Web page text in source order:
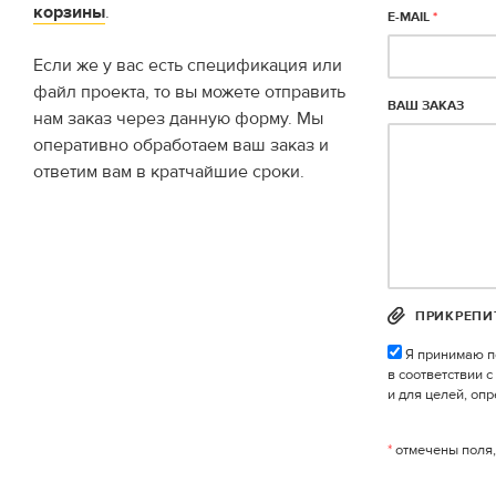
корзины.
Если же у вас есть спецификация или
файл проекта, то вы можете отправить
нам заказ через данную форму. Мы
оперативно обработаем ваш заказ и
ответим вам в кратчайшие сроки.
E-MAIL *
ВАШ ЗАКАЗ
Я принимаю
в
и для целей,
*отмечены